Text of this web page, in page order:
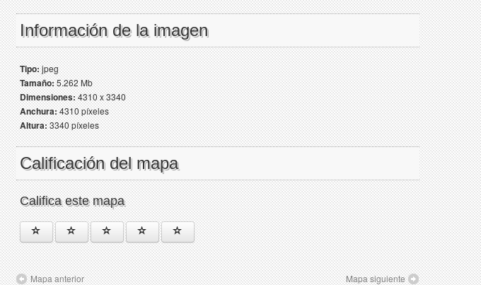
Información de la imagen
Tipo:jpeg
Tamaño:5.262 Mb
Dimensiones:4310 x 3340
Anchura:4310 píxeles
Altura:3340 píxeles
Calificación del mapa
Califica este mapa
Mapa anterior Mapa siguiente